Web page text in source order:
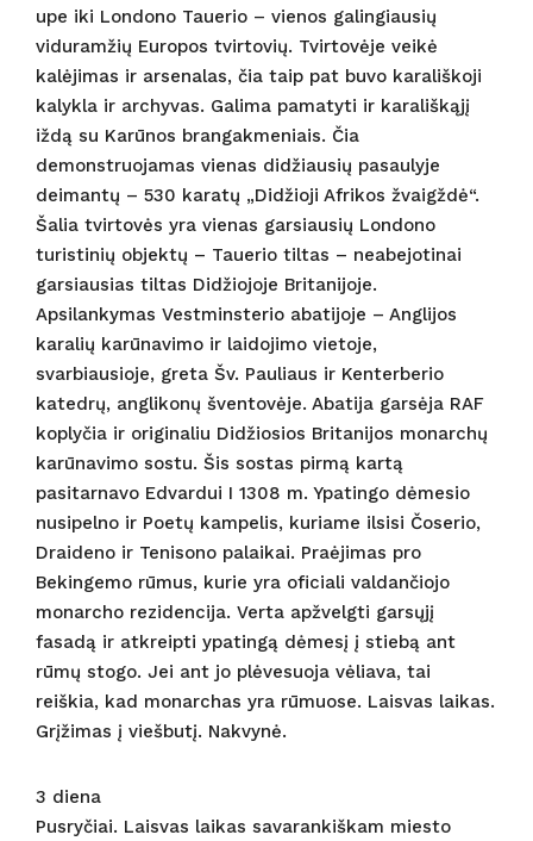
upe iki Londono Tauerio – vienos galingiausių
viduramžių Europos tvirtovių. Tvirtovėje veikė
kalėjimas ir arsenalas, čia taip pat buvo karališkoji
kalykla ir archyvas. Galima pamatyti ir karališkąjį
iždą su Karūnos brangakmeniais. Čia
demonstruojamas vienas didžiausių pasaulyje
deimantų – 530 karatų „Didžioji Afrikos žvaigždė“.
Šalia tvirtovės yra vienas garsiausių Londono
turistinių objektų – Tauerio tiltas – neabejotinai
garsiausias tiltas Didžiojoje Britanijoje.
Apsilankymas Vestminsterio abatijoje – Anglijos
karalių karūnavimo ir laidojimo vietoje,
svarbiausioje, greta Šv. Pauliaus ir Kenterberio
katedrų, anglikonų šventovėje. Abatija garsėja RAF
koplyčia ir originaliu Didžiosios Britanijos monarchų
karūnavimo sostu. Šis sostas pirmą kartą
pasitarnavo Edvardui I 1308 m. Ypatingo dėmesio
nusipelno ir Poetų kampelis, kuriame ilsisi Čoserio,
Draideno ir Tenisono palaikai. Praėjimas pro
Bekingemo rūmus, kurie yra oficiali valdančiojo
monarcho rezidencija. Verta apžvelgti garsųjį
fasadą ir atkreipti ypatingą dėmesį į stiebą ant
rūmų stogo. Jei ant jo plėvesuoja vėliava, tai
reiškia, kad monarchas yra rūmuose. Laisvas laikas.
Grįžimas į viešbutį. Nakvynė.
3 diena
Pusryčiai. Laisvas laikas savarankiškam miesto